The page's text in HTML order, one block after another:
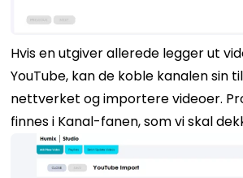
Hvis en utgiver allerede legger ut
YouTube, kan de koble kanalen sin
nettverket og importere videoer.
finnes i Kanal-fanen, som vi skal